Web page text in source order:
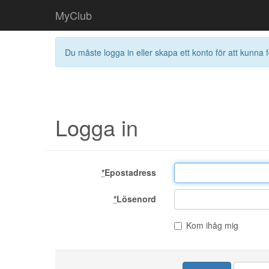
MyClub
Du måste logga in eller skapa ett konto för att kunna
Logga in
*Epostadress
*Lösenord
Kom ihåg mig